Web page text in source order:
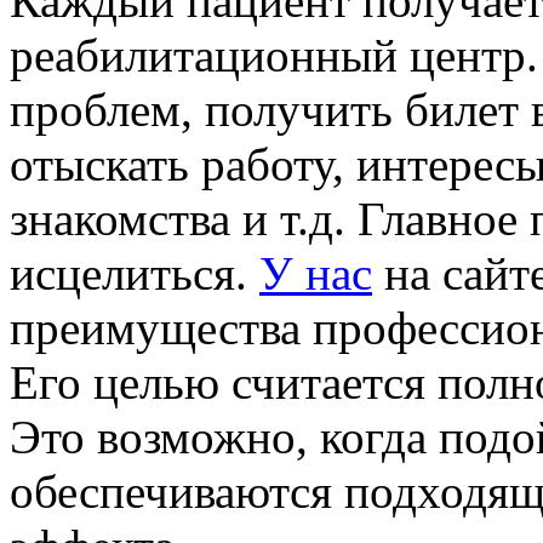
реабилитационный
проблем, получить
отыскать работу,
знакомства и т.д.
исцелиться. У нас на
преимущества
Его целью считается
Это возможно, когда
обеспечиваются